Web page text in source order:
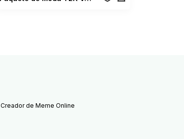
Creador de Meme Online